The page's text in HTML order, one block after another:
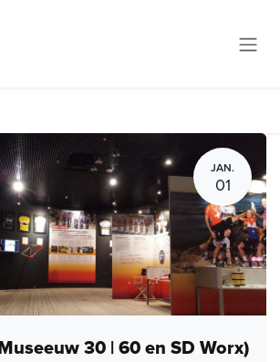
JAN.
01
30 | 60 en SD Worx)